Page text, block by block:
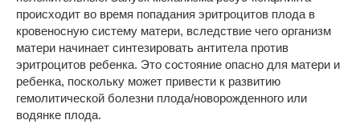
происходит во время попадания эритроцитов плода в
кровеносную систему матери, вследствие чего организм
матери начинает синтезировать антитела против
эритроцитов ребенка. Это состояние опасно для матери и
ребенка, поскольку может привести к развитию
гемолитической болезни плода/новорожденного или
водянке плода.